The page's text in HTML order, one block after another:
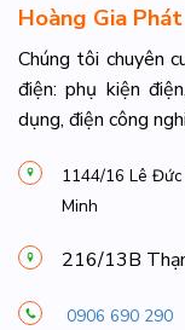
Hoàng Gia Phát
Chúng tôi chuyên
điện: phụ kiện
dụng, điện công
1144/16 Lê
Minh
216/13B
0906 690 290